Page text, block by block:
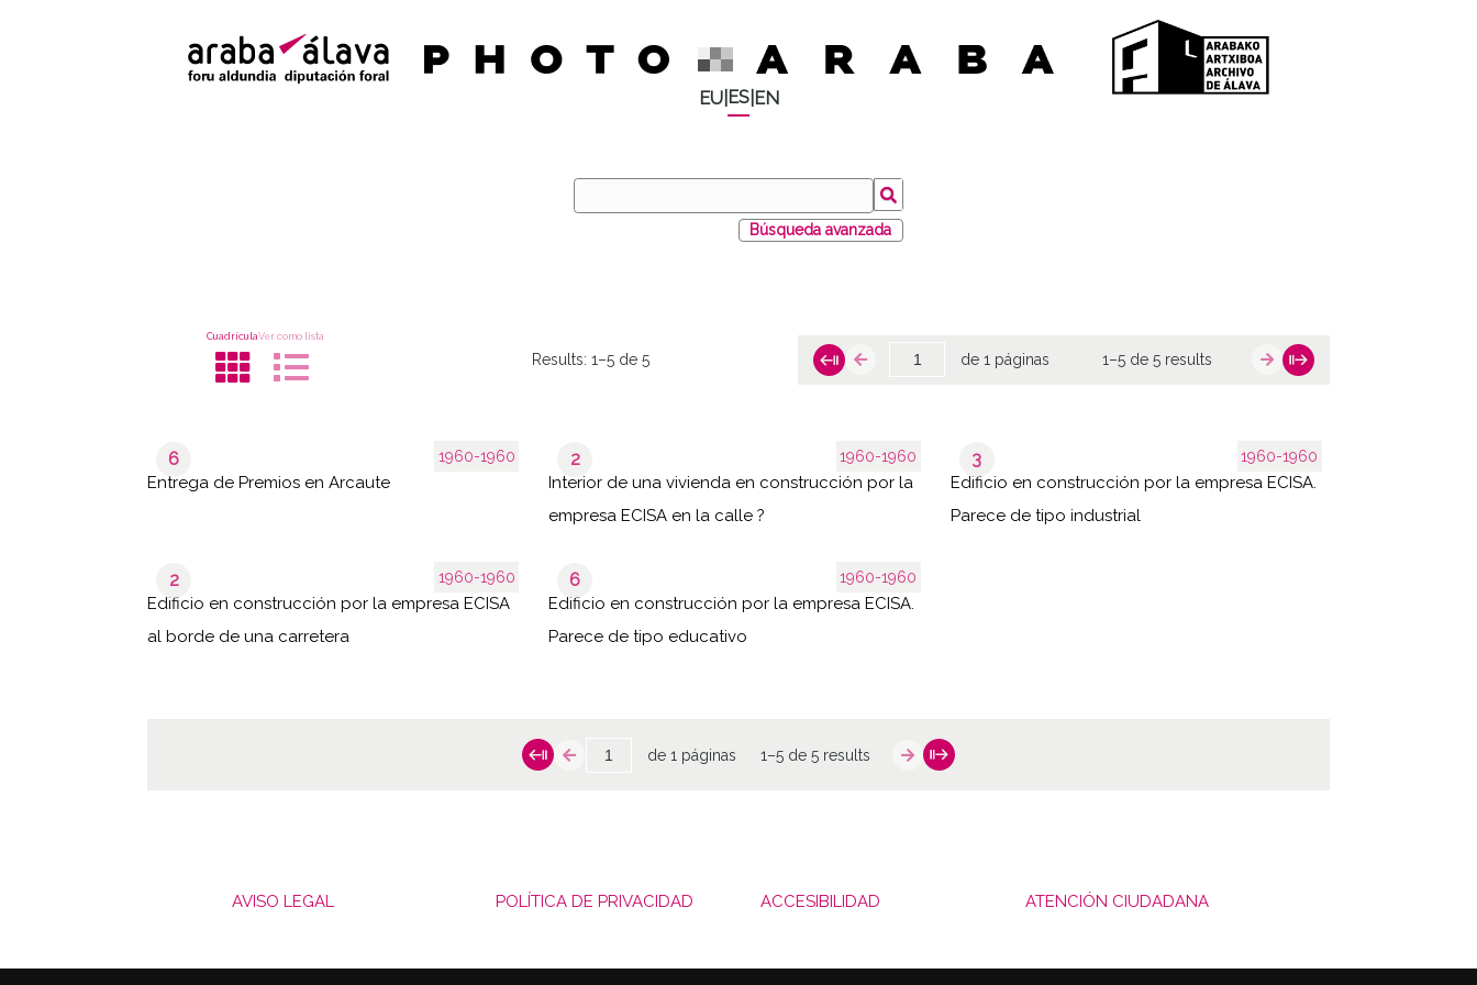
EU| ES| EN
Búsqueda avanzada
CuadrículaVer como lista
Results:1–5 de 5 de 1 páginas 1–5 de 5 results
1960-1960
6
Entrega de Premios en Arcaute
1960-1960
2
Interior de una vivienda en construcción por la
empresa ECISA en la calle ?
1960-1960
3
Edificio en construcción por la empresa ECISA.
Parece de tipo industrial
1960-1960
2
Edificio en construcción por la empresa ECISA
al borde de una carretera
1960-1960
6
Edificio en construcción por la empresa ECISA.
Parece de tipo educativo
de 1 páginas 1–5 de 5 results
AVISO LEGAL POLÍTICA DE PRIVACIDAD ACCESIBILIDAD ATENCIÓN CIUDADANA